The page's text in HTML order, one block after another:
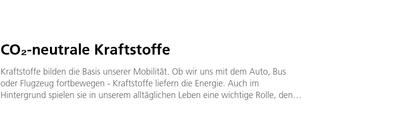
CO₂-neutrale Kraftstoffe
Kraftstoffe bilden die Basis unserer Mobilität. Ob wir uns mit dem Auto, Bus
oder Flugzeug fortbewegen - Kraftstoffe liefern die Energie. Auch im
Hintergrund spielen sie in unserem alltäglichen Leben eine wichtige Rolle, denn